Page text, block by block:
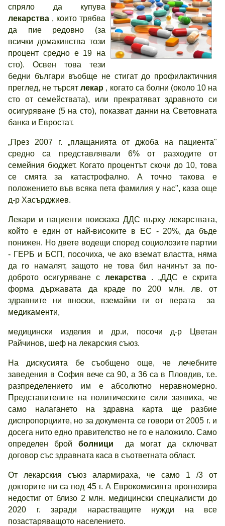
спряло да купува
лекарства , които трябва
да пие редовно (за
всички домакинства този
процент средно е 19 на
сто). Освен това тези
бедни българи въобще не стигат до профилактичния
преглед, не търсятлекар , когато са болни (около 10 на
сто от семействата), или прекратяват здравното си
осигуряване (5 на сто), показват данни на Световната
банка и Евростат.
„През 2007 г. „плащанията от джоба на пациента"
средно са представлявали 6% от разходите от
семейния бюджет. Когато процентът скочи до 10, това
се смята за катастрофално. А точно такова е
положението във всяка пета фамилия у нас", каза още
д-р Хасърджиев.
Лекари и пациенти поискаха ДДС върху лекарствата,
който е един от най-високите в ЕС - 20%, да бъде
понижен. Но двете водещи според социолозите партии
- ГЕРБ и БСП, посочиха, че ако вземат властта, няма
да го намалят, защото не това бил начинът за по-
доброто осигуряване с лекарства . „ДДС е скрита
форма държавата да краде по 200 млн. лв. от
здравните ни вноски, вземайки ги от перата за
медикаменти,
медицински изделия и др.и, посочи д-р Цветан
Райчинов, шеф на лекарския съюз.
На дискусията бе съобщено още, че лечебните
заведения в София вече са 90, а 36 са в Пловдив, т.е.
разпределението им е абсолютно неравномерно.
Представителите на политическите сили заявиха, че
само налагането на здравна карта ще разбие
диспропорциите, но за документа се говори от 2005 г. и
досега нито едно правителство не го е наложило. Само
определен брой болници
да могат да сключват
договор със здравната каса в съответната област.
От лекарския съюз алармираха, че само 1 /3 от
докторите ни са под 45 г. А Еврокомисията прогнозира
недостиг от близо 2 млн. медицински специалисти до
2020 г. заради нарастващите нужди на все
позастаряващото населението.